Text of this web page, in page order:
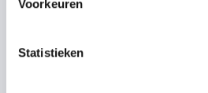
Voorkeuren
Statistieken